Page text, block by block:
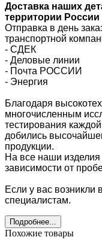
Доставка наших
территории России
Отправка в день
транспортной
- СДЕК
- Деловые линии
- Почта РОССИИ
- Энергия
Благодаря
многочисленным
тестирования
добились
продукции.
На все наши
зависимости от
Если у вас
специалистам.
Подробнее...
Похожие товары